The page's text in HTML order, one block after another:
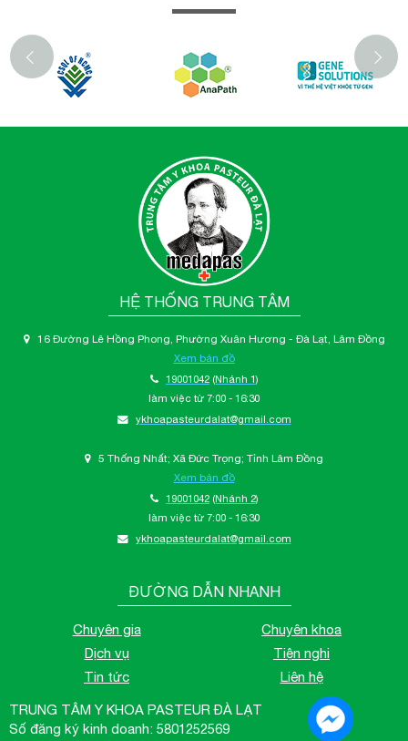
‹
HỆ THỐNG TRUNG TÂM
16 Đường Lê Hồng Phong, Phường Xuân Hương - Đà Lạt, Lâm Đồng
Xem bản đồ
19001042 (Nhánh 1)
làm việc từ 7:00 - 16:30
ykhoapasteurdalat@gmail.com
5 Thống Nhất; Xã Đức Trọng; Tỉnh Lâm Đồng
Xem bản đồ
19001042 (Nhánh 2)
làm việc từ 7:00 - 16:30
ykhoapasteurdalat@gmail.com
ĐƯỜNG DẪN NHANH
Chuyên gia
Chuyên khoa
Dịch vụ
Tiện nghi
Tin tức
Liên hệ
TRUNG TÂM Y KHOA PASTEUR ĐÀ LẠT
Số đăng ký kinh doanh: 5801252569